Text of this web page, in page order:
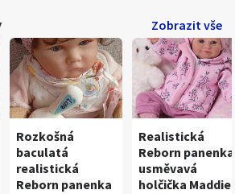
Zobrazit vše
Rozkošná
baculatá
realistická
Reborn panenka
Realistická
Reborn panenka
usměvavá
holčička Maddie